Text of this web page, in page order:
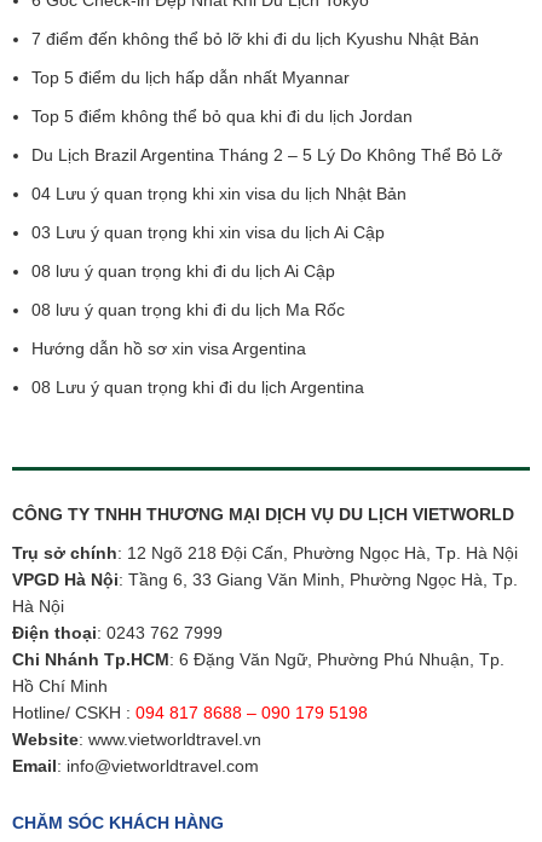
7 điểm đến không thể bỏ lỡ khi đi du lịch Kyushu Nhật Bản
Top 5 điểm du lịch hấp dẫn nhất Myannar
Top 5 điểm không thể bỏ qua khi đi du lịch Jordan
Du Lịch Brazil Argentina Tháng 2 – 5 Lý Do Không Thể Bỏ Lỡ
04 Lưu ý quan trọng khi xin visa du lịch Nhật Bản
03 Lưu ý quan trọng khi xin visa du lịch Ai Cập
08 lưu ý quan trọng khi đi du lịch Ai Cập
08 lưu ý quan trọng khi đi du lịch Ma Rốc
Hướng dẫn hồ sơ xin visa Argentina
08 Lưu ý quan trọng khi đi du lịch Argentina
CÔNG TY TNHH THƯƠNG MẠI DỊCH VỤ DU LỊCH VIETWORLD
Trụ sở chính: 12 Ngõ 218 Đội Cấn, Phường Ngọc Hà, Tp. Hà Nội
VPGD Hà Nội: Tầng 6, 33 Giang Văn Minh, Phường Ngọc Hà, Tp.
Hà Nội
Điện thoại: 0243 762 7999
Chi Nhánh Tp.HCM: 6 Đặng Văn Ngữ, Phường Phú Nhuận, Tp.
Hồ Chí Minh
Hotline/ CSKH : 094 817 8688 – 090 179 5198
Website: www.vietworldtravel.vn
Email: info@vietworldtravel.com
CHĂM SÓC KHÁCH HÀNG